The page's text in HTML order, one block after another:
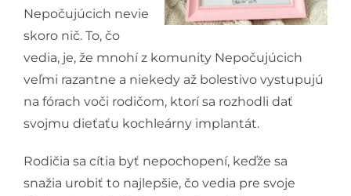
Nepočujúcich nevie
skoro nič. To, čo
vedia, je, že mnohí z komunity Nepočujúcich
veľmi razantne a niekedy až bolestivo vystupujú
na fórach voči rodičom, ktorí sa rozhodli dať
svojmu dieťaťu kochleárny implantát.
Rodičia sa cítia byť nepochopení, keďže sa
snažia urobiť to najlepšie, čo vedia pre svoje